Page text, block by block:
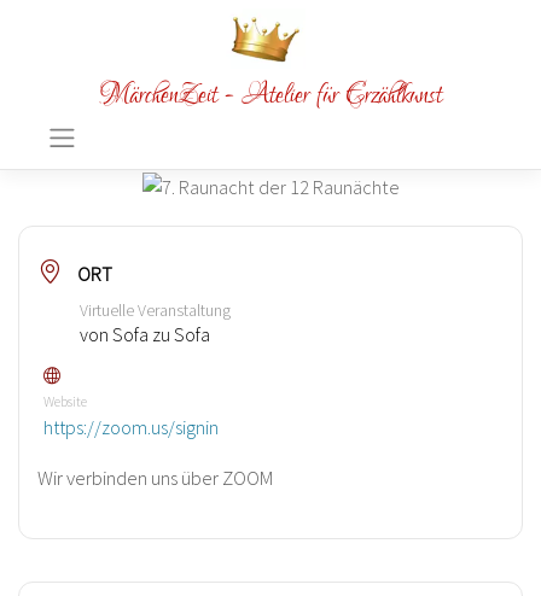
MärchenZeit - Atelier für Erzählkunst
ORT
Virtuelle Veranstaltung
von Sofa zu Sofa
Website
https://zoom.us/signin
Wir verbinden uns über ZOOM